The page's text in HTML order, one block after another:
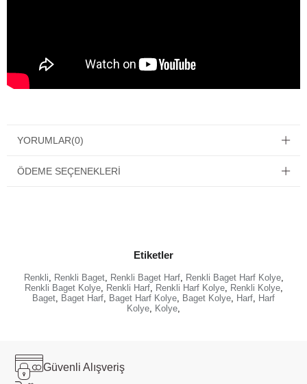
YORUMLAR(0)
ÖDEME SEÇENEKLERI
Etiketler
Renkli, Renkli Baget, Renkli Baget Harf, Renkli Baget Harf Kolye,
Renkli Baget Kolye, Renkli Harf, Renkli Harf Kolye, Renkli Kolye,
Baget, Baget Harf, Baget Harf Kolye, Baget Kolye, Harf, Harf
Kolye, Kolye,
Güvenli Alışveriş